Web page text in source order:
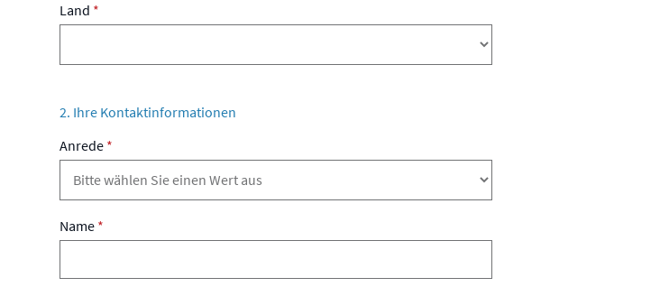
Land *
2. Ihre Kontaktinformationen
Anrede *
Name *